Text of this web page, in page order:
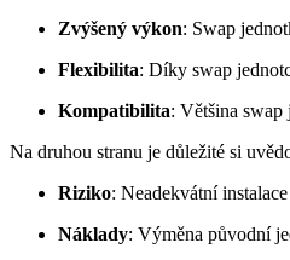
Zvýšený výkon: Swap
Flexibilita: Díky swap
Kompatibilita: Většina swap
Na druhou stranu je důležité si
Riziko: Neadekvátní
Náklady: Výměna původní